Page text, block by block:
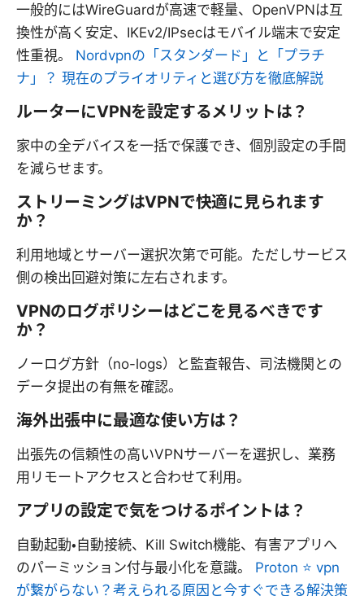
一般的にはWireGuardが高速で軽量、OpenVPNは互
換性が高く安定、IKEv2/IPsecはモバイル端末で安定
性重視。 Nordvpnの「スタンダード」と「プラチ
ナ」？ 現在のプライオリティと選び方を徹底解説
ルーターにVPNを設定するメリットは？
家中の全デバイスを一括で保護でき、個別設定の手間
を減らせます。
ストリーミングはVPNで快適に見られます
か？
利用地域とサーバー選択次第で可能。ただしサービス
側の検出回避対策に左右されます。
VPNのログポリシーはどこを見るべきです
か？
ノーログ方針（no-logs）と監査報告、司法機関との
データ提出の有無を確認。
海外出張中に最適な使い方は？
出張先の信頼性の高いVPNサーバーを選択し、業務
用リモートアクセスと合わせて利用。
アプリの設定で気をつけるポイントは？
自動起動・自動接続、Kill Switch機能、有害アプリへ
のパーミッション付与最小化を意識。 Proton ⭐ vpn
が繋がらない？考えられる原因と今すぐできる解決策